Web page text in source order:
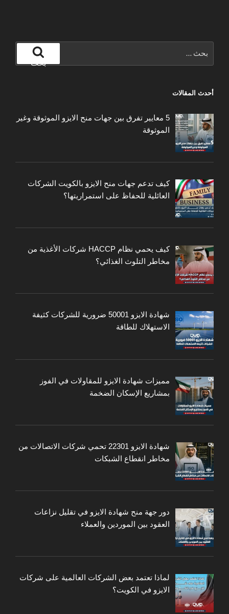
عن:
بحث
أحدث المقالات
5 معايير تفرق بين جهات منح الايزو الموثوقة وغير
الموثوقة
كيف تدعم جهات منح الايزو بالكويت الشركات
العائلية للحفاظ على استمراريتها؟
كيف يحمي نظام HACCP شركات الأغذية من
مخاطر التلوث الغذائي؟
شهادة الايزو 50001 ضرورية للشركات كثيفة
الاستهلاك للطاقة
مميزات شهادة الايزو للمقاولات في الفوز
بمشاريع الإسكان الضخمة
شهادة الايزو 22301 تحمي شركات الاتصالات من
مخاطر انقطاع الشبكات
دور جهة منح شهادة الايزو في تقليل نزاعات
العقود بين الموردين والعملاء
لماذا تعتمد بعض الشركات العالمية على شركات
الايزو في الكويت؟